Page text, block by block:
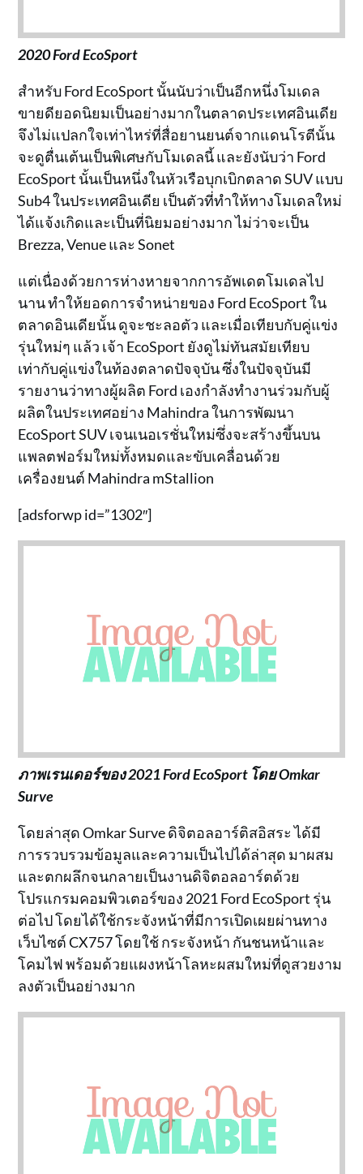
2020 Ford EcoSport
สำหรับ Ford EcoSport นั้นนับว่าเป็นอีกหนึ่งโมเดล
ขายดียอดนิยมเป็นอย่างมากในตลาดประเทศอินเดีย
จึงไม่แปลกใจเท่าไหร่ที่สื่อยานยนต์จากแดนโรตีนั้น
จะดูตื่นเต้นเป็นพิเศษกับโมเดลนี้ และยังนับว่า Ford
EcoSport นั้นเป็นหนึ่งในหัวเรือบุกเบิกตลาด SUV แบบ
Sub4 ในประเทศอินเดีย เป็นตัวที่ทำให้ทางโมเดลใหม่
ได้แจ้งเกิดและเป็นที่นิยมอย่างมาก ไม่ว่าจะเป็น
Brezza, Venue และ Sonet
แต่เนื่องด้วยการห่างหายจากการอัพเดตโมเดลไป
นาน ทำให้ยอดการจำหน่ายของ Ford EcoSport ใน
ตลาดอินเดียนั้น ดูจะชะลอตัว และเมื่อเทียบกับคู่แข่ง
รุ่นใหม่ๆ แล้ว เจ้า EcoSport ยังดูไม่ทันสมัยเทียบ
เท่ากับคู่แข่งในท้องตลาดปัจจุบัน ซึ่งในปัจจุบันมี
รายงานว่าทางผู้ผลิต Ford เองกำลังทำงานร่วมกับผู้
ผลิตในประเทศอย่าง Mahindra ในการพัฒนา
EcoSport SUV เจนเนอเรชั่นใหม่ซึ่งจะสร้างขึ้นบน
แพลตฟอร์มใหม่ทั้งหมดและขับเคลื่อนด้วย
เครื่องยนต์ Mahindra mStallion
[adsforwp id=”1302″]
ภาพเรนเดอร์ของ 2021 Ford EcoSport โดย Omkar
Surve
โดยล่าสุด Omkar Surve ดิจิตอลอาร์ติสอิสระ ได้มี
การรวบรวมข้อมูลและความเป็นไปได้ล่าสุด มาผสม
และตกผลึกจนกลายเป็นงานดิจิตอลอาร์ตด้วย
โปรแกรมคอมพิวเตอร์ของ 2021 Ford EcoSport รุ่น
ต่อไป โดยได้ใช้กระจังหน้าที่มีการเปิดเผยผ่านทาง
เว็บไซต์ CX757 โดยใช้ กระจังหน้า กันชนหน้าและ
โคมไฟ พร้อมด้วยแผงหน้าโลหะผสมใหม่ที่ดูสวยงาม
ลงตัวเป็นอย่างมาก